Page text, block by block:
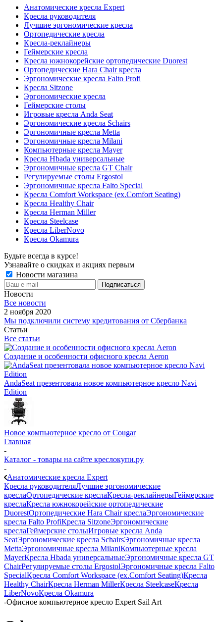
Анатомические кресла Expert
Кресла руководителя
Лучшие эргономические кресла
Ортопедические кресла
Кресла-реклайнеры
Геймерские кресла
Кресла южнокорейские ортопедические Duorest
Ортопедические Hara Chair кресла
Эргономические кресла Falto Profi
Кресла Sitzone
Эргономические кресла
Геймерские столы
Игровые кресла Anda Seat
Эргономические кресла Schairs
Эргономичные кресла Metta
Эргономичные кресла Milani
Компьютерные кресла Mayer
Кресла Hbada универсальные
Эргономичные кресла GT Chair
Регулируемые столы Ergostol
Эргономичные кресла Falto Special
Кресла Comfort Workspace (ex.Comfort Seating)
Кресла Healthy Chair
Кресла Herman Miller
Кресла Steelcase
Кресла LiberNovo
Кресла Okamura
Будьте всегда в курсе!
Узнавайте о скидках и акциях первым
Новости магазина
Новости
Все новости
2 ноября 2020
Мы подключили систему кредитования от Сбербанка
Статьи
Все статьи
Создание и особенности офисного кресла Aeron
AndaSeat презентовала новое компьютерное кресло Navi
Edition
Новое компьютерное кресло от Cougar
Главная
-
Каталог - товары на сайте креслокупи.ру
-
Анатомические кресла Expert
Кресла руководителяЛучшие эргономические
креслаОртопедические креслаКресла-реклайнерыГеймерские
креслаКресла южнокорейские ортопедические
DuorestОртопедические Hara Chair креслаЭргономические
кресла Falto ProfiКресла SitzoneЭргономические
креслаГеймерские столыИгровые кресла Anda
SeatЭргономические кресла SchairsЭргономичные кресла
MettaЭргономичные кресла MilaniКомпьютерные кресла
MayerКресла Hbada универсальныеЭргономичные кресла GT
ChairРегулируемые столы ErgostolЭргономичные кресла Falto
SpecialКресла Comfort Workspace (ex.Comfort Seating)Кресла
Healthy ChairКресла Herman MillerКресла SteelcaseКресла
LiberNovoКресла Okamura
-Офисное компьютерное кресло Expert Sail Art